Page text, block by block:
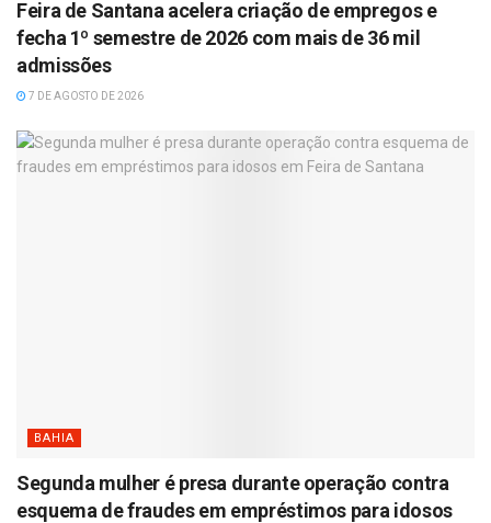
Feira de Santana acelera criação de empregos e
fecha 1º semestre de 2026 com mais de 36 mil
admissões
7 DE AGOSTO DE 2026
BAHIA
Segunda mulher é presa durante operação contra
esquema de fraudes em empréstimos para idosos